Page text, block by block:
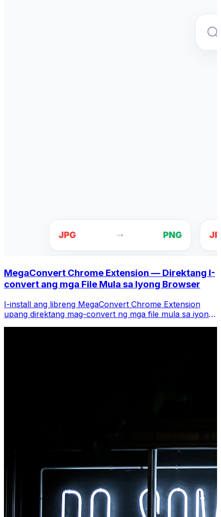
MegaConvert Chrome Extension — Direktang I-
convert ang mga File Mula sa Iyong Browser
I-install ang libreng MegaConvert Chrome Extension
upang direktang mag-convert ng mga file mula sa iyong